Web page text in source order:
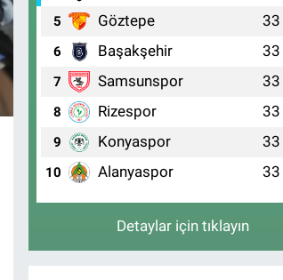
5 Göztepe 33
6 Başakşehir 33
7 Samsunspor 33
8 Rizespor 33
9 Konyaspor 33
10 Alanyaspor 33
Detaylar için tıklayın